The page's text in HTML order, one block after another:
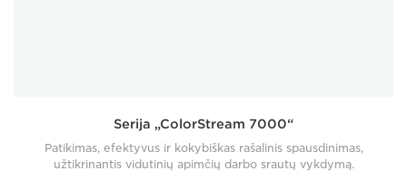
Serija „ColorStream 7000“
Patikimas, efektyvus ir kokybiškas rašalinis spausdinimas,
užtikrinantis vidutinių apimčių darbo srautų vykdymą.